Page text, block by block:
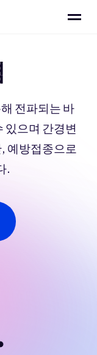
전파되는 바
있으며 간경변
예방접종으로
.